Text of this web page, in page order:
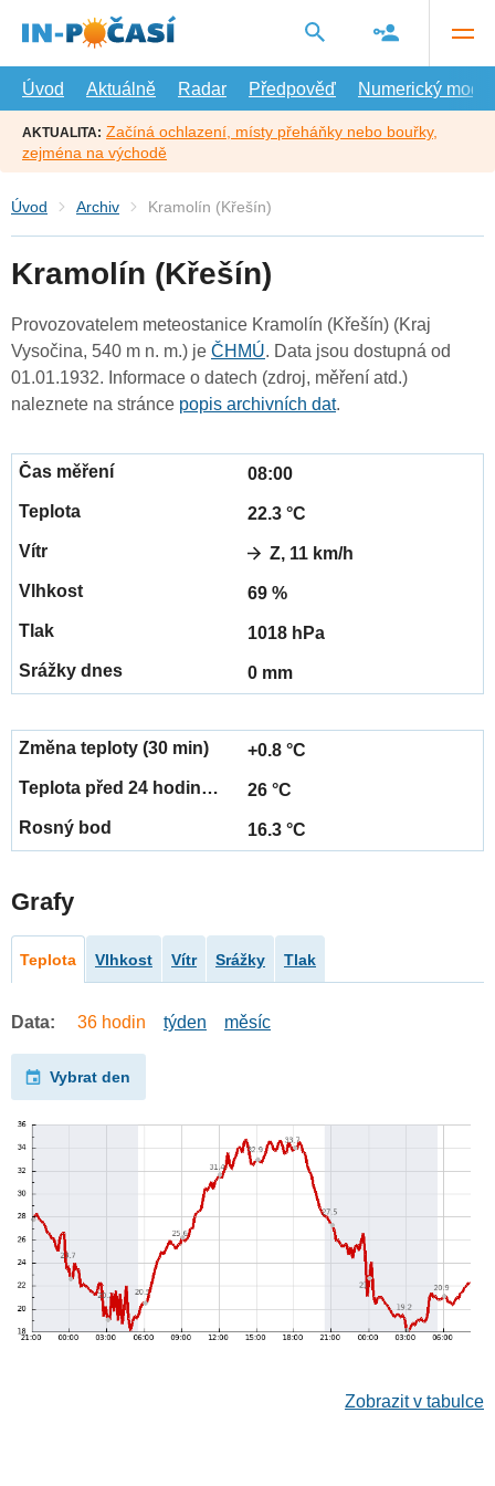
hlavní
Úvod
Aktuálně Radar Předpověď Numerický model
AKTUALITA: Začíná ochlazení, místy přeháňky nebo bouřky,
zejména na východě
Úvod Archiv Kramolín (Křešín)
Kramolín (Křešín)
Provozovatelem meteostanice Kramolín (Křešín) (Kraj
Vysočina, 540 m n. m.) je ČHMÚ. Data jsou dostupná od
01.01.1932. Informace o datech (zdroj, měření atd.)
naleznete na stránce popis archivních dat.
08:00
22.3 °C
Z, 11 km/h
69 %
1018 hPa
0 mm
+0.8 °C
26 °C
16.3 °C
Grafy
Teplota Vlhkost Vítr Srážky Tlak
Data: 36 hodin týden měsíc
Vybrat den
Zobrazit v tabulce